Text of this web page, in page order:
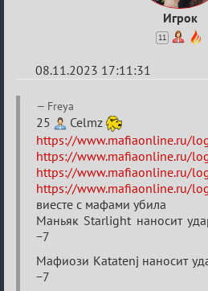
Игрок
11
08.11.2023 17:11:31
Re:
ВСПОМНИТЬ
ВСЕХ
Freya
25
Celmz
https://www.mafiaonline.ru/
https://www.mafiaonline.ru/
https://www.mafiaonline.ru/
https://www.mafiaonline.ru/
виесте с мафами убила
Маньяк Starlight наносит
−7
Мафиози Katatenj наносит
−7